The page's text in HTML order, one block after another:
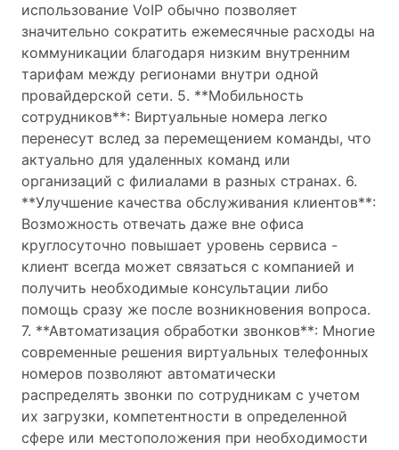
использование VoIP обычно позволяет
значительно сократить ежемесячные расходы на
коммуникации благодаря низким внутренним
тарифам между регионами внутри одной
провайдерской сети. 5. **Мобильность
сотрудников**: Виртуальные номера легко
перенесут вслед за перемещением команды, что
актуально для удаленных команд или
организаций с филиалами в разных странах. 6.
**Улучшение качества обслуживания клиентов**:
Возможность отвечать даже вне офиса
круглосуточно повышает уровень сервиса -
клиент всегда может связаться с компанией и
получить необходимые консультации либо
помощь сразу же после возникновения вопроса.
7. **Автоматизация обработки звонков**: Многие
современные решения виртуальных телефонных
номеров позволяют автоматически
распределять звонки по сотрудникам с учетом
их загрузки, компетентности в определенной
сфере или местоположения при необходимости